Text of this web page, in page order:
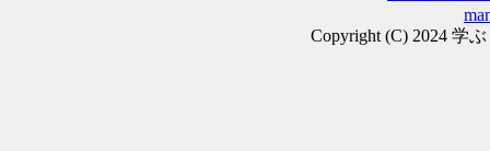
Copyright (C) 2024 学